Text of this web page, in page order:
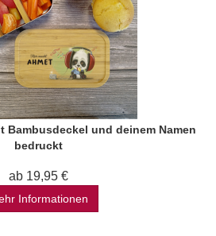
Bambusdeckel und deinem Namen
bedruckt
ab 19,95 €
Informationen